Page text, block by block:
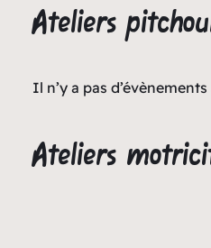
Ateliers
Il n’y a pas d’évènements
Ateliers